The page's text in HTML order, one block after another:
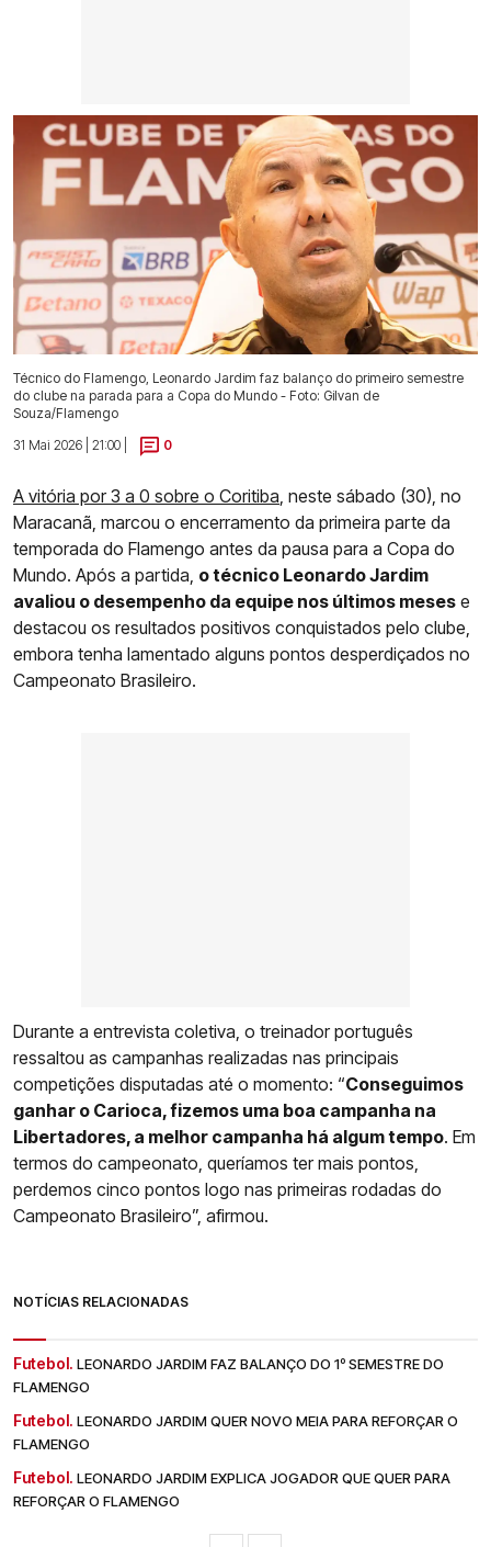
Técnico do Flamengo, Leonardo Jardim faz balanço do primeiro semestre
do clube na parada para a Copa do Mundo - Foto: Gilvan de
Souza/Flamengo
31 Mai 2026 | 21:00 |
0
A vitória por 3 a 0 sobre o Coritiba , neste sábado (30), no
Maracanã, marcou o encerramento da primeira parte da
temporada do Flamengo antes da pausa para a Copa do
Mundo. Após a partida, o técnico Leonardo Jardim
avaliou o desempenho da equipe nos últimos meses e
destacou os resultados positivos conquistados pelo clube,
embora tenha lamentado alguns pontos desperdiçados no
Campeonato Brasileiro.
Durante a entrevista coletiva, o treinador português
ressaltou as campanhas realizadas nas principais
competições disputadas até o momento: “Conseguimos
ganhar o Carioca, fizemos uma boa campanha na
Libertadores, a melhor campanha há algum tempo. Em
termos do campeonato, queríamos ter mais pontos,
perdemos cinco pontos logo nas primeiras rodadas do
Campeonato Brasileiro”, afirmou.
NOTÍCIAS RELACIONADAS
Futebol. LEONARDO JARDIM FAZ BALANÇO DO 1º SEMESTRE DO
FLAMENGO
Futebol. LEONARDO JARDIM QUER NOVO MEIA PARA REFORÇAR O
FLAMENGO
Futebol. LEONARDO JARDIM EXPLICA JOGADOR QUE QUER PARA
REFORÇAR O FLAMENGO